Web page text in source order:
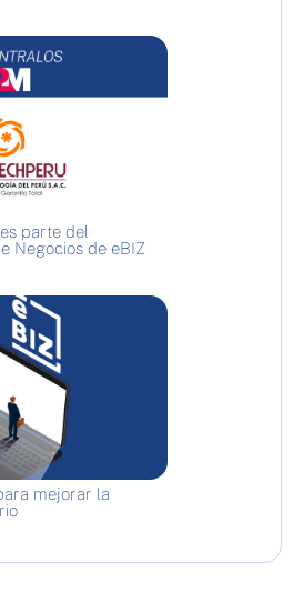
parte del
Negocios de eBIZ
mejorar la